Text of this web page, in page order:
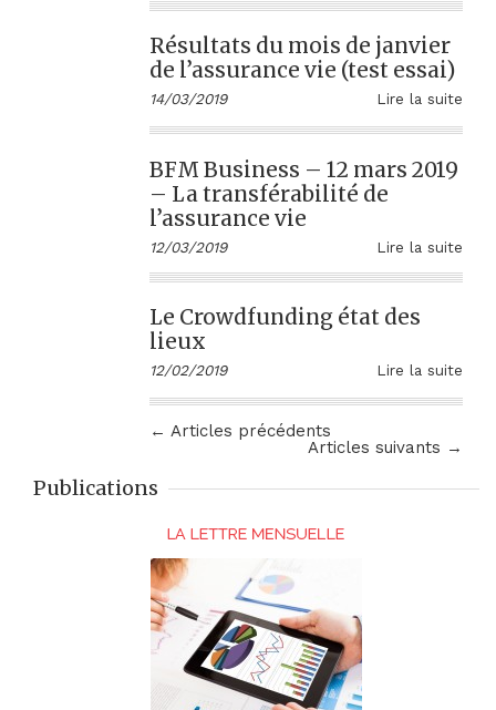
Résultats du mois de janvier
de l’assurance vie (test essai)
14/03/2019 Lire la suite
BFM Business – 12 mars 2019
– La transférabilité de
l’assurance vie
12/03/2019 Lire la suite
Le Crowdfunding état des
lieux
12/02/2019 Lire la suite
← Articles précédents
Articles suivants →
Publications